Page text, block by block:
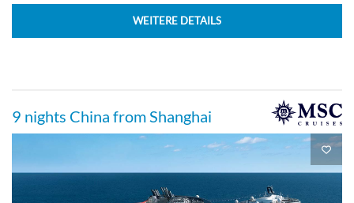
WEITERE DETAILS
9 nights China from Shanghai